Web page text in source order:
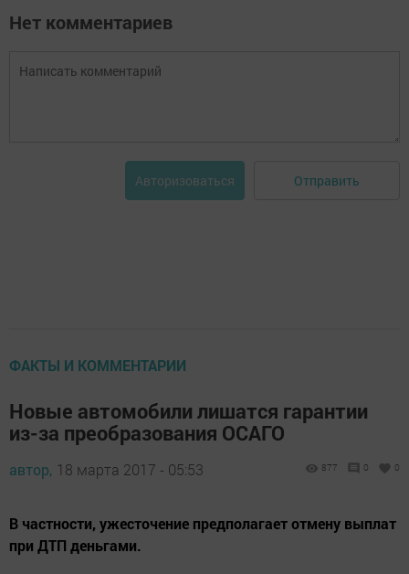
Нет комментариев
Авторизоваться Отправить
ФАКТЫ И КОММЕНТАРИИ
Новые автомобили лишатся гарантии
из-за преобразования ОСАГО
автор, 18 марта 2017 - 05:53 877 0 0
В частности, ужесточение предполагает отмену выплат
при ДТП деньгами.